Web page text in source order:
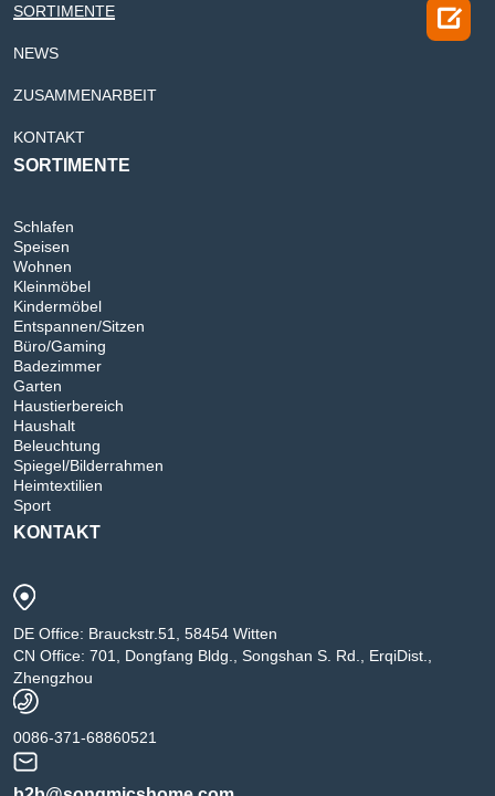
SORTIMENTE
NEWS
ZUSAMMENARBEIT
KONTAKT
SORTIMENTE
Schlafen
Speisen
Wohnen
Kleinmöbel
Kindermöbel
Entspannen/Sitzen
Büro/Gaming
Badezimmer
Garten
Haustierbereich
Haushalt
Beleuchtung
Spiegel/Bilderrahmen
Heimtextilien
Sport
KONTAKT
DE Office: Brauckstr.51, 58454 Witten
CN Office: 701, Dongfang Bldg., Songshan S. Rd., ErqiDist.,
Zhengzhou
0086-371-68860521
